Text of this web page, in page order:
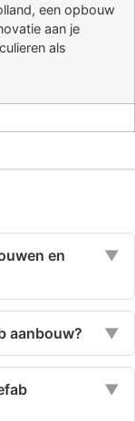
een opbouw
aan je
als
en
▼
aanbouw? ▼
▼